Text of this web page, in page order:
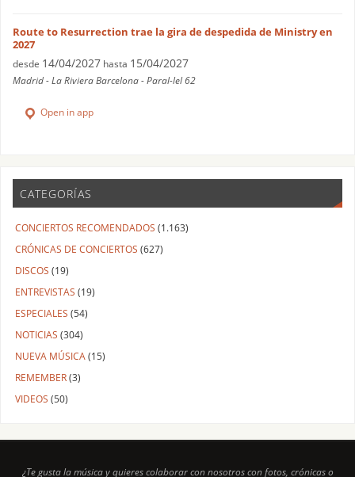
Route to Resurrection trae la gira de despedida de Ministry en
2027
desde 14/04/2027 hasta 15/04/2027
Madrid - La Riviera Barcelona - Paral-lel 62
Open in app
CATEGORÍAS
CONCIERTOS RECOMENDADOS (1.163)
CRÓNICAS DE CONCIERTOS (627)
DISCOS (19)
ENTREVISTAS (19)
ESPECIALES (54)
NOTICIAS (304)
NUEVA MÚSICA (15)
REMEMBER(3)
VIDEOS (50)
¿Te gusta la música y quieres colaborar con nosotros con fotos, crónicas o